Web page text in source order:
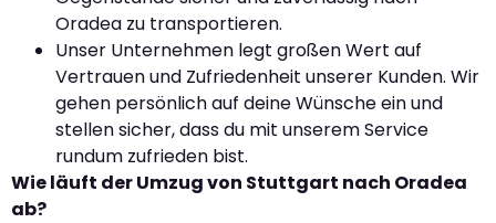
Oradea zu transportieren.
Unser Unternehmen legt großen Wert auf
Vertrauen und Zufriedenheit unserer Kunden. Wir
gehen persönlich auf deine Wünsche ein und
stellen sicher, dass du mit unserem Service
rundum zufrieden bist.
Wie läuft der Umzug von Stuttgart nach Oradea
ab?